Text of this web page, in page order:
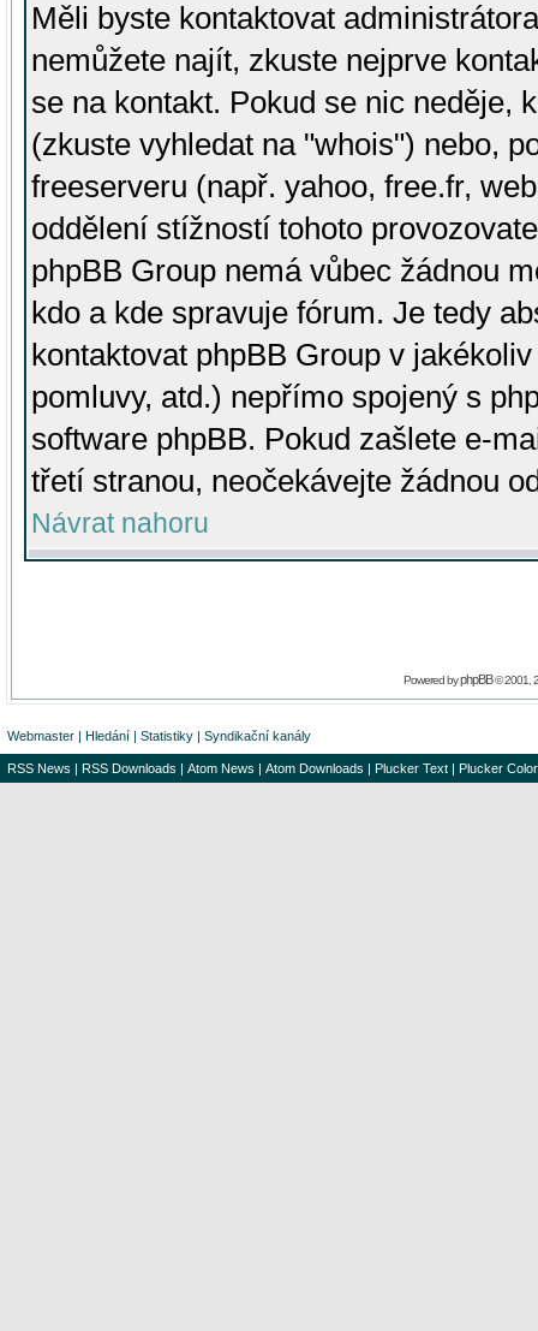
Měli byste kontaktovat
nemůžete najít, zkuste nejprve
se na kontakt. Pokud se nic neděje,
(zkuste vyhledat na "whois") nebo,
freeserveru (např. yahoo, free.fr,
oddělení stížností tohoto
phpBB Group nemá vůbec žádnou
kdo a kde spravuje fórum. Je tedy
kontaktovat phpBB Group v
pomluvy, atd.) nepřímo spojený s
software phpBB. Pokud zašlete e-
třetí stranou, neočekávejte žádnou
Návrat nahoru
Powered byphpBB© 2001,
Webmaster | Hledání | Statistiky | Syndikační kanály
RSS News | RSS Downloads | Atom News | Atom Downloads | Plucker Text | Plucker Color